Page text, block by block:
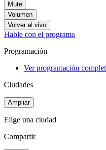
Mute
Volumen
Volver al vivo
Hable con el programa
Programación
Ver programación
Ciudades
Ampliar
Elige una ciudad
Compartir